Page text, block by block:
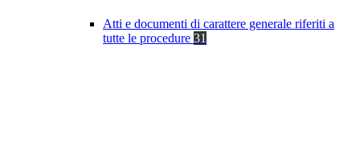
Atti e documenti di carattere generale riferiti a
tutte le procedure 31